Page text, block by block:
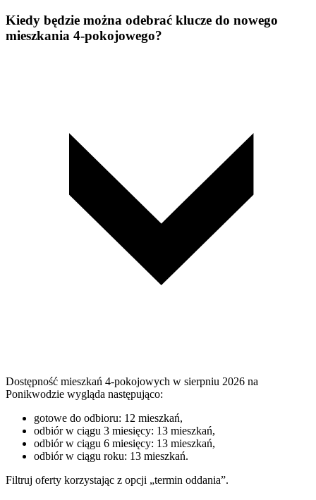
Kiedy będzie można odebrać klucze do nowego
mieszkania 4-pokojowego?
Dostępność mieszkań 4-pokojowych w sierpniu 2026 na
Ponikwodzie wygląda następująco:
gotowe do odbioru: 12 mieszkań,
odbiór w ciągu 3 miesięcy: 13 mieszkań,
odbiór w ciągu 6 miesięcy: 13 mieszkań,
odbiór w ciągu roku: 13 mieszkań.
Filtruj oferty korzystając z opcji „termin oddania”.